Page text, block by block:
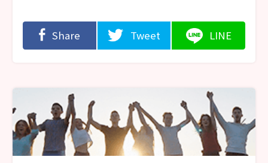
Share Tweet LINE